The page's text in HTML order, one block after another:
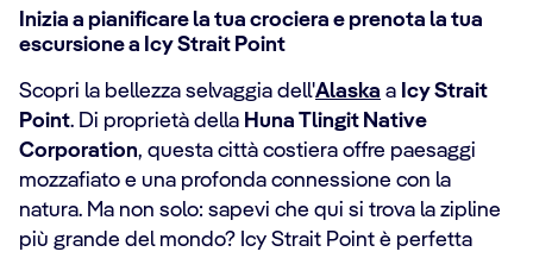
Inizia a pianificare la tua crociera e prenota la tua
escursione a Icy Strait Point
Scopri la bellezza selvaggia dell'Alaska a Icy Strait
Point. Di proprietà della Huna Tlingit Native
Corporation, questa città costiera offre paesaggi
mozzafiato e una profonda connessione con la
natura. Ma non solo: sapevi che qui si trova la zipline
più grande del mondo? Icy Strait Point è perfetta